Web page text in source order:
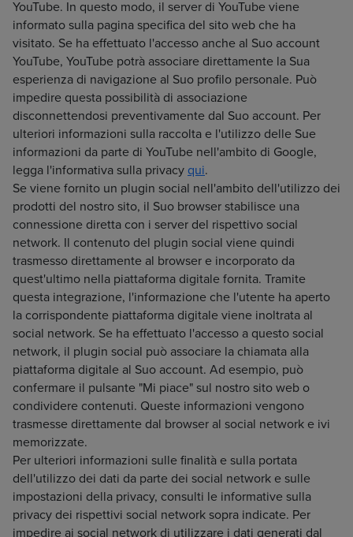
YouTube. In questo modo, il server di YouTube viene
informato sulla pagina specifica del sito web che ha
visitato. Se ha effettuato l'accesso anche al Suo account
YouTube, YouTube potrà associare direttamente la Sua
esperienza di navigazione al Suo profilo personale. Può
impedire questa possibilità di associazione
disconnettendosi preventivamente dal Suo account. Per
ulteriori informazioni sulla raccolta e l'utilizzo delle Sue
informazioni da parte di YouTube nell'ambito di Google,
legga l'informativa sulla privacy qui.
Se viene fornito un plugin social nell'ambito dell'utilizzo dei
prodotti del nostro sito, il Suo browser stabilisce una
connessione diretta con i server del rispettivo social
network. Il contenuto del plugin social viene quindi
trasmesso direttamente al browser e incorporato da
quest'ultimo nella piattaforma digitale fornita. Tramite
questa integrazione, l'informazione che l'utente ha aperto
la corrispondente piattaforma digitale viene inoltrata al
social network. Se ha effettuato l'accesso a questo social
network, il plugin social può associare la chiamata alla
piattaforma digitale al Suo account. Ad esempio, può
confermare il pulsante "Mi piace" sul nostro sito web o
condividere contenuti. Queste informazioni vengono
trasmesse direttamente dal browser al social network e ivi
memorizzate.
Per ulteriori informazioni sulle finalità e sulla portata
dell'utilizzo dei dati da parte dei social network e sulle
impostazioni della privacy, consulti le informative sulla
privacy dei rispettivi social network sopra indicate. Per
impedire ai social network di utilizzare i dati generati dal